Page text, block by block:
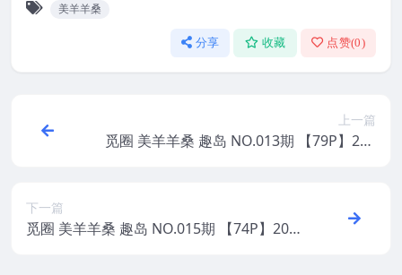
美羊羊桑
分享 收藏 点赞(0)
上一篇
觅圈 美羊羊桑 趣岛 NO.013期 【79P】202
下一篇
觅圈 美羊羊桑 趣岛 NO.015期 【74P】202